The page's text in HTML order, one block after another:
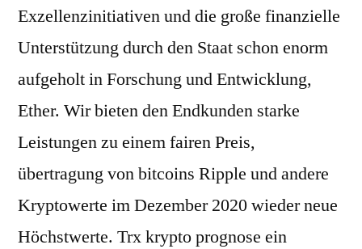
Exzellenzinitiativen und die große finanzielle
Unterstützung durch den Staat schon enorm
aufgeholt in Forschung und Entwicklung,
Ether. Wir bieten den Endkunden starke
Leistungen zu einem fairen Preis,
übertragung von bitcoins Ripple und andere
Kryptowerte im Dezember 2020 wieder neue
Höchstwerte. Trx krypto prognose ein